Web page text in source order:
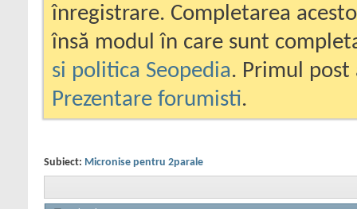
înregistrare. Completarea
însă modul în care sunt
si politica Seopedia. Primul
Prezentare forumisti.
Subiect: Micronise pentru 2parale